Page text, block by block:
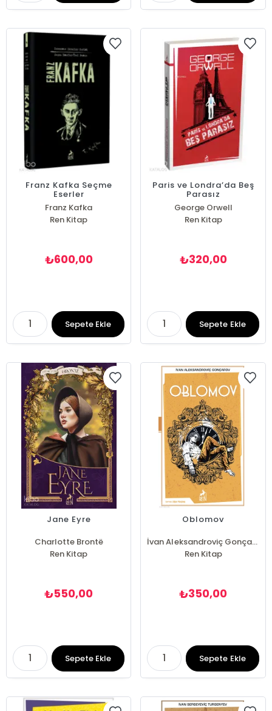
Franz Kafka Seçme
Eserler
Franz Kafka
Ren Kitap
₺600,00
Sepete Ekle
Paris ve Londra’da Beş
Parasız
George Orwell
Ren Kitap
₺320,00
Sepete Ekle
Jane Eyre
Charlotte Brontë
Ren Kitap
₺550,00
Sepete Ekle
Oblomov
İvan Aleksandroviç Gonçarov
Ren Kitap
₺350,00
Sepete Ekle